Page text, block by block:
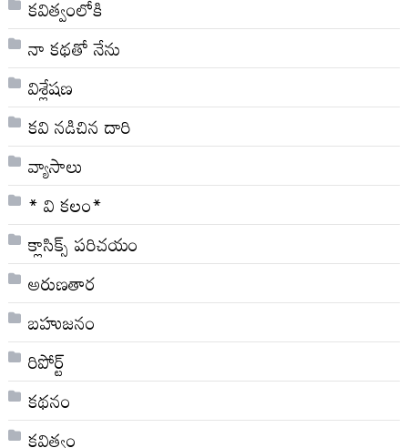
కవిత్వంలోకి
నా క‌థ‌తో నేను
విశ్లేషణ
కవి నడిచిన దారి
వ్యాసాలు
* వి క‌లం*
క్లాసిక్స్ ప‌రిచ‌యం
అరుణతార
బహుజనం
రిపోర్ట్
కథనం
కవిత్వం